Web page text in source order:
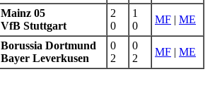
Mainz 05
VfB Stuttgart
2
0
1
0
MF | ME
Borussia Dortmund
Bayer Leverkusen
0
2
0
2
MF | ME